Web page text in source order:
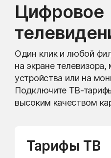
Цифровое
Один клик и любой
на экране телевизора,
устройства или на
Подключите ТВ-
высоким качеством
Тарифы ТВ